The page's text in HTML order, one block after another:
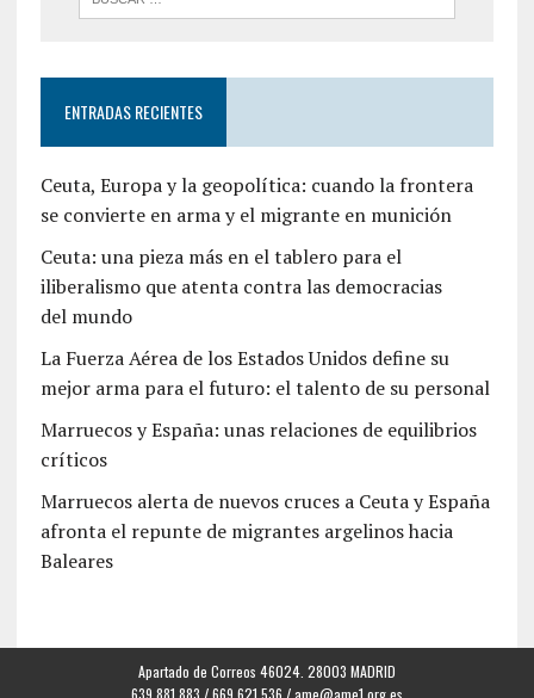
ENTRADAS RECIENTES
Ceuta, Europa y la geopolítica: cuando la frontera
se convierte en arma y el migrante en munición
Ceuta: una pieza más en el tablero para el
iliberalismo que atenta contra las democracias
del mundo
La Fuerza Aérea de los Estados Unidos define su
mejor arma para el futuro: el talento de su personal
Marruecos y España: unas relaciones de equilibrios
críticos
Marruecos alerta de nuevos cruces a Ceuta y España
afronta el repunte de migrantes argelinos hacia
Baleares
Apartado de Correos 46024. 28003 MADRID
639.881.883 / 669.621.536 /ame@ame1.org.es